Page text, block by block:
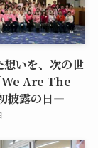
いを、次の世
Are The
披露の日―